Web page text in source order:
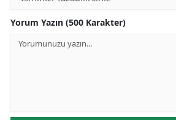
Yorum Yazın (500 Karakter)